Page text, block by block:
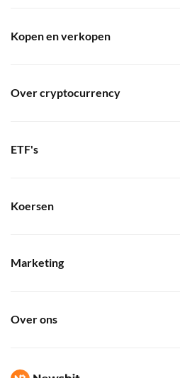
Kopen en verkopen
Over cryptocurrency
ETF's
Koersen
Marketing
Over ons